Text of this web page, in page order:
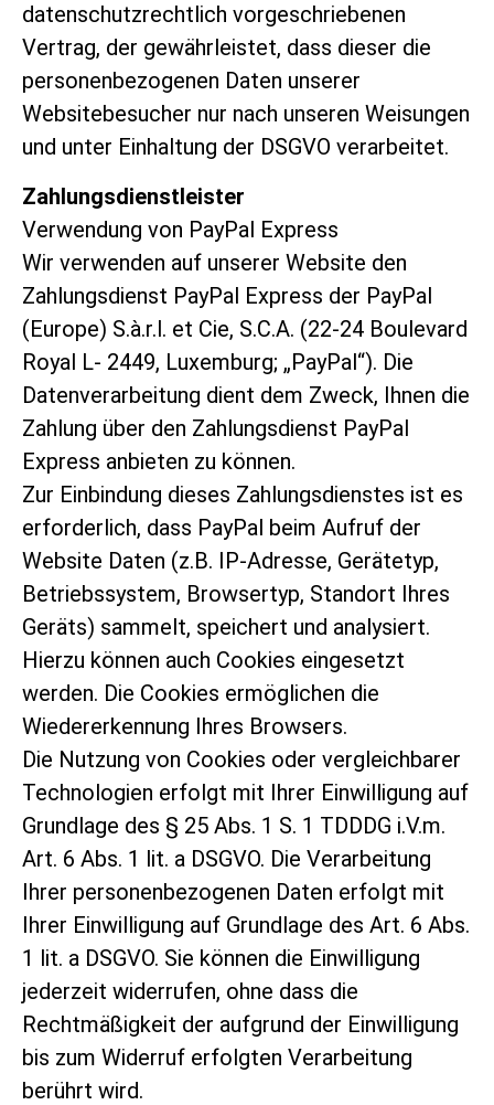
datenschutzrechtlich vorgeschriebenen
Vertrag, der gewährleistet, dass dieser die
personenbezogenen Daten unserer
Websitebesucher nur nach unseren Weisungen
und unter Einhaltung der DSGVO verarbeitet.
Zahlungsdienstleister
Verwendung von PayPal Express
Wir verwenden auf unserer Website den
Zahlungsdienst PayPal Express der PayPal
(Europe) S.à.r.l. et Cie, S.C.A. (22-24 Boulevard
Royal L- 2449, Luxemburg; „PayPal“). Die
Datenverarbeitung dient dem Zweck, Ihnen die
Zahlung über den Zahlungsdienst PayPal
Express anbieten zu können.
Zur Einbindung dieses Zahlungsdienstes ist es
erforderlich, dass PayPal beim Aufruf der
Website Daten (z.B. IP-Adresse, Gerätetyp,
Betriebssystem, Browsertyp, Standort Ihres
Geräts) sammelt, speichert und analysiert.
Hierzu können auch Cookies eingesetzt
werden. Die Cookies ermöglichen die
Wiedererkennung Ihres Browsers.
Die Nutzung von Cookies oder vergleichbarer
Technologien erfolgt mit Ihrer Einwilligung auf
Grundlage des § 25 Abs. 1 S. 1 TDDDG i.V.m.
Art. 6 Abs. 1 lit. a DSGVO. Die Verarbeitung
Ihrer personenbezogenen Daten erfolgt mit
Ihrer Einwilligung auf Grundlage des Art. 6 Abs.
1 lit. a DSGVO. Sie können die Einwilligung
jederzeit widerrufen, ohne dass die
Rechtmäßigkeit der aufgrund der Einwilligung
bis zum Widerruf erfolgten Verarbeitung
berührt wird.